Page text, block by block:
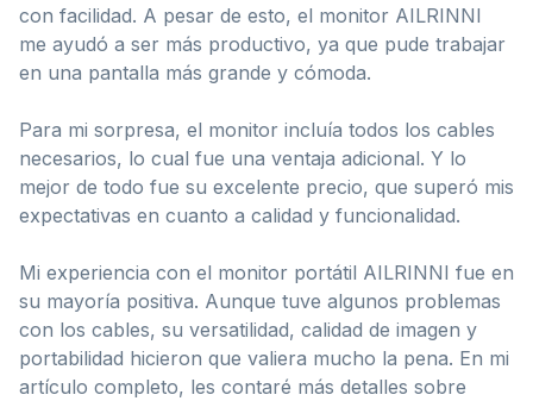
con facilidad. A pesar de esto, el monitor AILRINNI
me ayudó a ser más productivo, ya que pude trabajar
en una pantalla más grande y cómoda.
Para mi sorpresa, el monitor incluía todos los cables
necesarios, lo cual fue una ventaja adicional. Y lo
mejor de todo fue su excelente precio, que superó mis
expectativas en cuanto a calidad y funcionalidad.
Mi experiencia con el monitor portátil AILRINNI fue en
su mayoría positiva. Aunque tuve algunos problemas
con los cables, su versatilidad, calidad de imagen y
portabilidad hicieron que valiera mucho la pena. En mi
artículo completo, les contaré más detalles sobre